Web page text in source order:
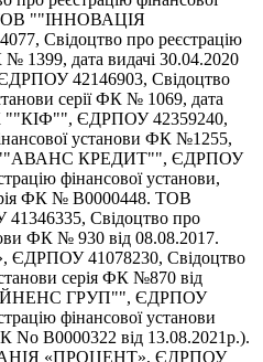
""ІННОВАЦІЯ
Свідоцтво про реєстрацію
№ 1399, дата видачі 30.04.2020
42146903, Cвідоцтво
серії ФК № 1069, дата
""КІФ"", ЄДРПОУ 42359240,
установи ФК №1255,
""АВАНС КРЕДИТ"", ЄДРПОУ
фінансової установи,
ФК № В0000448. ТОВ
Свідоцтво про
ФК № 930 від 08.08.2017.
41078230, Свідоцтво
серія ФК №870 від
ГРУП"", ЄДРПОУ
фінансової установи
No В0000322 від 13.08.2021р.).
«ПРОЦЕНТ», ЄДРПОУ